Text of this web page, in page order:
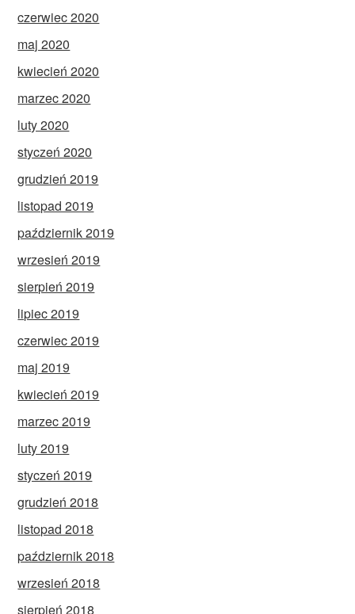
czerwiec 2020
maj 2020
kwiecień 2020
marzec 2020
luty 2020
styczeń 2020
grudzień 2019
listopad 2019
październik 2019
wrzesień 2019
sierpień 2019
lipiec 2019
czerwiec 2019
maj 2019
kwiecień 2019
marzec 2019
luty 2019
styczeń 2019
grudzień 2018
listopad 2018
październik 2018
wrzesień 2018
sierpień 2018